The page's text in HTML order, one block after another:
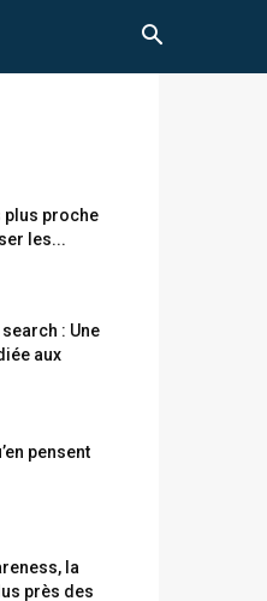
plus proche
les...
: Une
aux
pensent
la
près des